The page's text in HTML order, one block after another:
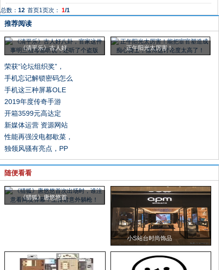
总数： 12 首页1页次： 1/1
推荐阅读
《清平乐》古人好 正午阳光太厉害！
荣获“论坛组织奖”，
手机忘记解锁密码怎么
手机这三种屏幕OLE
2019年度传奇手游
开箱3599元高达定
新媒体运营 资源网站
性能再强没电都歇菜，
独领风骚有亮点，PP
随便看看
《猎狐》唐悠悠首
小S站台时尚饰品